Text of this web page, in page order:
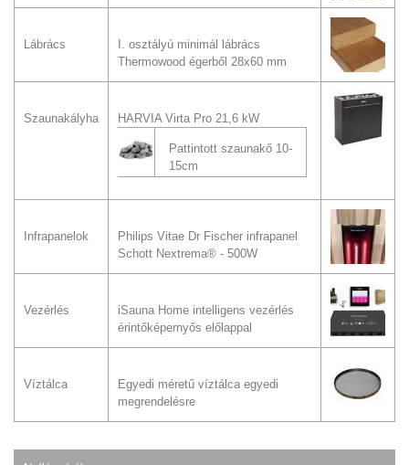
Lábrács
I. osztályú minimál lábrács
Thermowood égerből 28x60 mm
Szaunakályha HARVIA Virta Pro 21,6 kW
Pattintott szaunakő 10-
15cm
Infrapanelok
Philips Vitae Dr Fischer infrapanel
Schott Nextrema® - 500W
Vezérlés
iSauna Home intelligens vezérlés
érintőképernyős előlappal
Víztálca
Egyedi méretű víztálca egyedi
megrendelésre